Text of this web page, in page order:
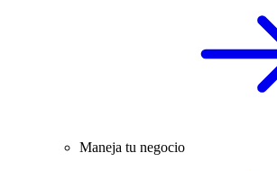
Maneja tu negocio